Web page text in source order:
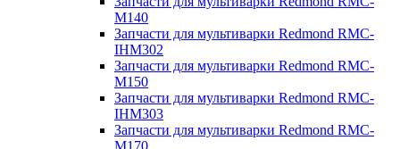
M140
Запчасти для мультиварки Redmond RMC-
IHM302
Запчасти для мультиварки Redmond RMC-
M150
Запчасти для мультиварки Redmond RMC-
IHM303
Запчасти для мультиварки Redmond RMC-
M170